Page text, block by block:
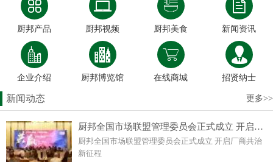
厨邦产品 厨邦视频 厨邦美食 新闻资讯
企业介绍 厨邦博览馆 在线商城 招贤纳士
新闻动态 更多>>
厨邦全国市场联盟管理委员会正式成立 开启厂商共治新征程
厨邦全国市场联盟管理委员会正式成立 开启厂商共治
新征程